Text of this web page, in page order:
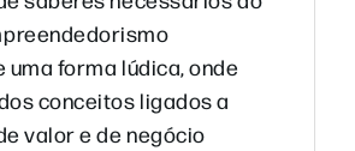
uma forma lúdica, onde
conceitos ligados a
valor e de negócio